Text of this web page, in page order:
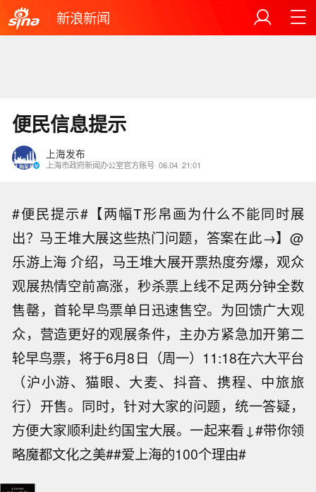
新浪新闻
便民信息提示
上海发布
上海市政府新闻办公室官方账号 06.04 21:01
#便民提示#【两幅T形帛画为什么不能同时展
出？马王堆大展这些热门问题，答案在此→】@
乐游上海 介绍，马王堆大展开票热度夯爆，观众
观展热情空前高涨，秒杀票上线不足两分钟全数
售罄，首轮早鸟票单日迅速售空。为回馈广大观
众，营造更好的观展条件，主办方紧急加开第二
轮早鸟票，将于6月8日（周一）11:18在六大平台
（沪小游、猫眼、大麦、抖音、携程、中旅旅
行）开售。同时，针对大家的问题，统一答疑，
方便大家顺利赴约国宝大展。一起来看↓#带你领
略魔都文化之美##爱上海的100个理由#